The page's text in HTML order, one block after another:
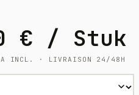
€ / Stuk
INCL. · LIVRAISON 24/48H